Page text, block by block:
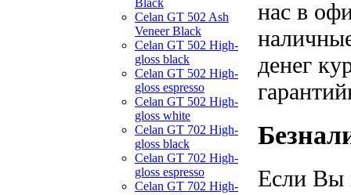
Black
Celan GT 502 Ash
Veneer Black
Celan GT 502 High-
gloss black
Celan GT 502 High-
gloss espresso
Celan GT 502 High-
gloss white
Celan GT 702 High-
gloss black
Celan GT 702 High-
gloss espresso
Celan GT 702 High-
нас в
денег
Если Вы